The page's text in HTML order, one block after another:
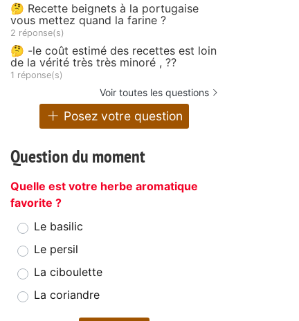
🤔 Recette beignets à la portugaise
vous mettez quand la farine ?
2 réponse(s)
🤔 -le coût estimé des recettes est loin
de la vérité très très minoré , ??
1 réponse(s)
Voir toutes les questions
Posez votre question
Question du moment
Quelle est votre herbe aromatique
favorite ?
Le basilic
Le persil
La ciboulette
La coriandre